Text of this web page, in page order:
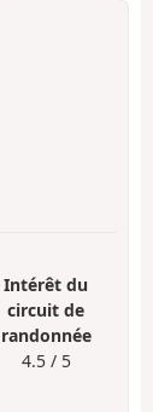
Intérêt du
circuit de
randonnée
4.5 / 5